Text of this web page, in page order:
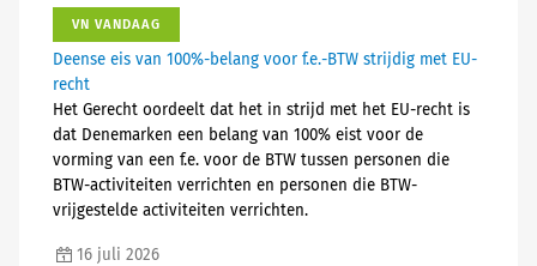
VN VANDAAG
Deense eis van 100%-belang voor f.e.-BTW strijdig met EU-
recht
Het Gerecht oordeelt dat het in strijd met het EU-recht is
dat Denemarken een belang van 100% eist voor de
vorming van een f.e. voor de BTW tussen personen die
BTW-activiteiten verrichten en personen die BTW-
vrijgestelde activiteiten verrichten.
16 juli 2026